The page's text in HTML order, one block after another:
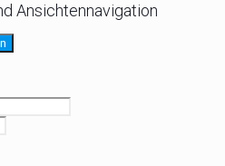
Ansichtennavigation